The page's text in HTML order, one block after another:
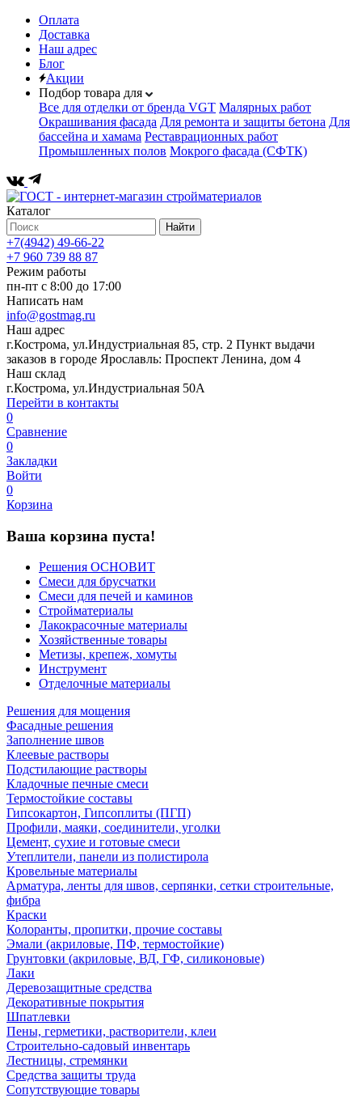
Оплата
Доставка
Наш адрес
Блог
Акции
Подбор товара для
Все для отделки от бренда VGT Малярных работ
Окрашивания фасада Для ремонта и защиты бетона Для
бассейна и хамама Реставрационных работ
Промышленных полов Мокрого фасада (СФТК)
Каталог
Найти
+7(4942) 49-66-22
+7 960 739 88 87
Режим работы
пн-пт с 8:00 до 17:00
Написать нам
info@gostmag.ru
Наш адрес
г.Кострома, ул.Индустриальная 85, стр. 2 Пункт выдачи
заказов в городе Ярославль: Проспект Ленина, дом 4
Наш склад
г.Кострома, ул.Индустриальная 50А
Перейти в контакты
0
Сравнение
0
Закладки
Войти
0
Корзина
Ваша корзина пуста!
Решения ОСНОВИТ
Смеси для брусчатки
Смеси для печей и каминов
Стройматериалы
Лакокрасочные материалы
Хозяйственные товары
Метизы, крепеж, хомуты
Инструмент
Отделочные материалы
Решения для мощения
Фасадные решения
Заполнение швов
Клеевые растворы
Подстилающие растворы
Кладочные печные смеси
Термостойкие составы
Гипсокартон, Гипсоплиты (ПГП)
Профили, маяки, соединители, уголки
Цемент, сухие и готовые смеси
Утеплители, панели из полистирола
Кровельные материалы
Арматура, ленты для швов, серпянки, сетки строительные,
фибра
Краски
Колоранты, пропитки, прочие составы
Эмали (акриловые, ПФ, термостойкие)
Грунтовки (акриловые, ВД, ГФ, силиконовые)
Лаки
Деревозащитные средства
Декоративные покрытия
Шпатлевки
Пены, герметики, растворители, клеи
Строительно-садовый инвентарь
Лестницы, стремянки
Средства защиты труда
Сопутствующие товары